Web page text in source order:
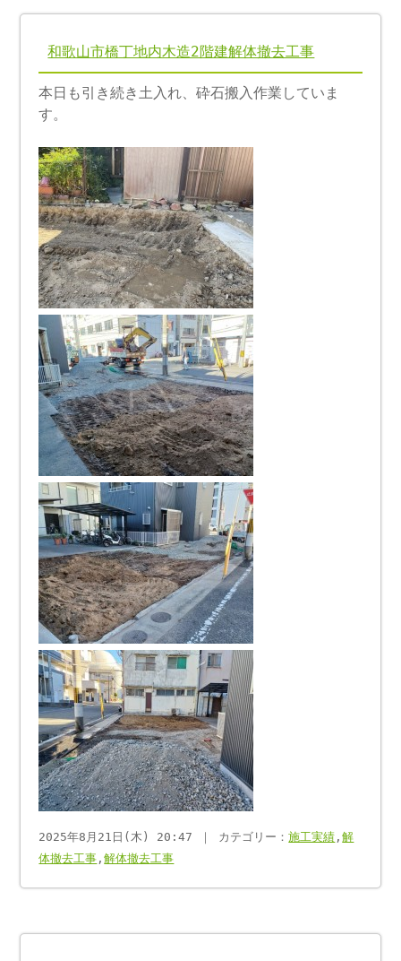
和歌山市橋丁地内木造2階建解体撤去工事
本日も引き続き土入れ、砕石搬入作業していま
す。
2025年8月21日(木) 20:47 ｜ カテゴリー：施工実績 ,解
体撤去工事 ,解体撤去工事